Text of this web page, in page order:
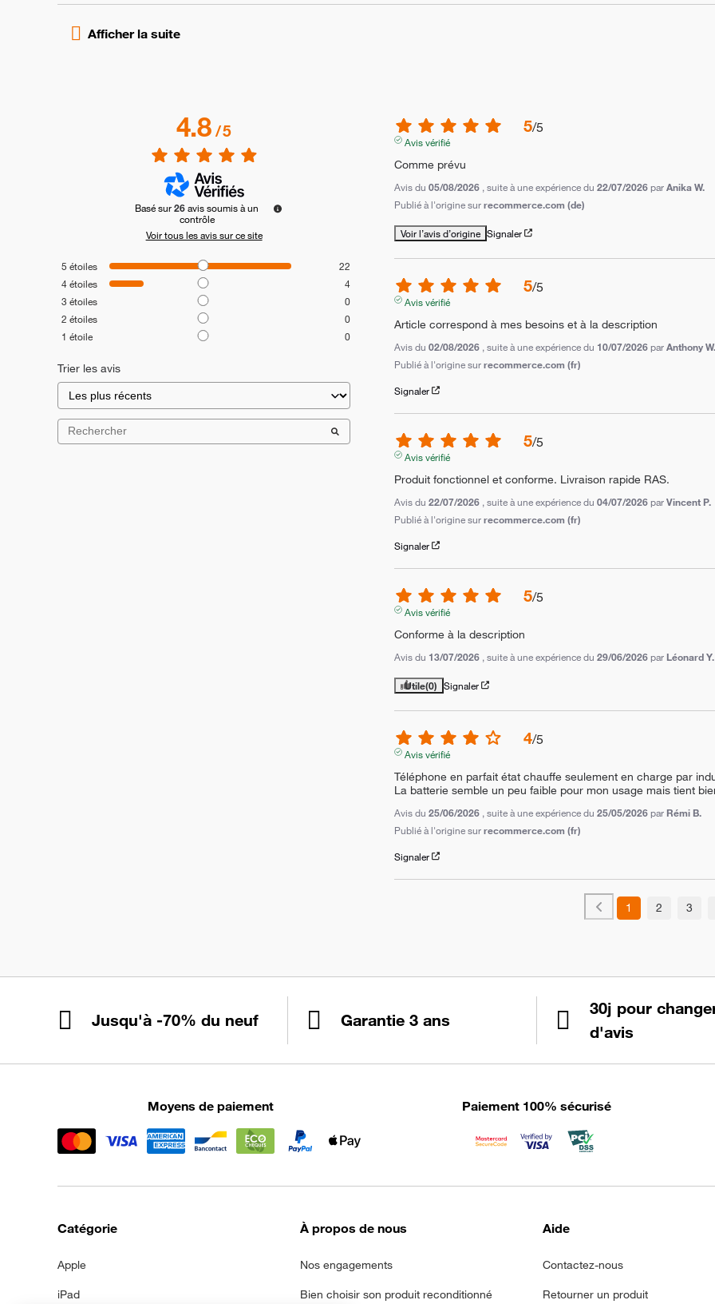
4.8/5
Basé sur26avis soumis à un
contrôle
Voir tous les avis sur ce site
5 étoiles
22
4étoiles
4
3 étoiles
0
2 étoiles
0
1 étoile 0
Trier les avis
5/5
Avis vérifié
Comme prévu
Avis du05/08/2026 , suite à une expérience du22/07/2026 parAnika W.
Publié à l'origine surrecommerce.com (de)
Voir l’avis d’origine Signaler
5/5
Avis vérifié
Article correspond à mes besoins et à la description
Avis du02/08/2026 , suite à une expérience du 10/07/2026 parAnthony
Publié à l'origine surrecommerce.com (fr)
Signaler
5/5
Avis vérifié
Produit fonctionnel et conforme. Livraison rapide RAS.
Avis du22/07/2026 , suite à une expérience du04/07/2026 parVincent P.
Publié à l'origine surrecommerce.com (fr)
Signaler
5/5
Avis vérifié
Conforme à la description
Avis du 13/07/2026 , suite à une expérience du29/06/2026 par Léonard Y.
Utile(0) Signaler
4/5
Avis vérifié
Téléphone en parfait état chauffe seulement en charge par
La batterie semble un peu faible pour mon usage mais tient
Avis du25/06/2026 , suite à une expérience du25/05/2026 par Rémi B.
Publié à l'origine surrecommerce.com (fr)
Signaler
1 2 3
Jusqu'à -70% du neuf Garantie 3 ans
30j pour
d'avis
Moyens de paiement Paiement 100% sécurisé
Catégorie
Apple
iPad
À propos de nous
Nos engagements
Bien choisir son produit reconditionné
Aide
Contactez-nous
Retourner un produit